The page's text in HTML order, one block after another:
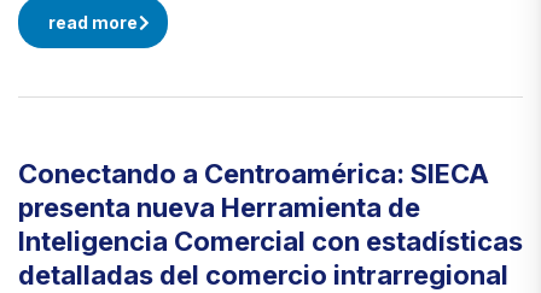
read more
Conectando a Centroamérica: SIECA
presenta nueva Herramienta de
Inteligencia Comercial con estadísticas
detalladas del comercio intrarregional